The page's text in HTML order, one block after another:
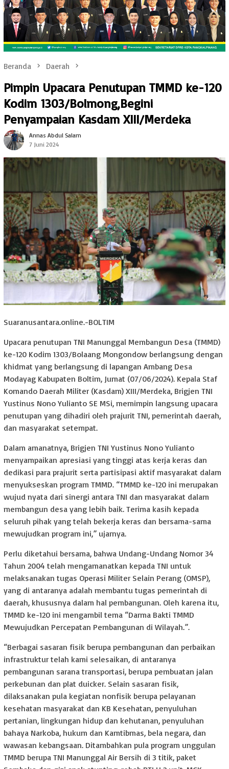
Beranda Daerah
Pimpin Upacara Penutupan TMMD ke-120
Kodim 1303/Bolmong,Begini
Penyampaian Kasdam XIII/Merdeka
Annas Abdul Salam
7 Juni 2024
Suaranusantara.online.-BOLTIM
Upacara penutupan TNI Manunggal Membangun Desa (TMMD)
ke-120 Kodim 1303/Bolaang Mongondow berlangsung dengan
khidmat yang berlangsung di lapangan Ambang Desa
Modayag Kabupaten Boltim, Jumat (07/06/2024). Kepala Staf
Komando Daerah Militer (Kasdam) XIII/Merdeka, Brigjen TNI
Yustinus Nono Yulianto SE MSi, memimpin langsung upacara
penutupan yang dihadiri oleh prajurit TNI, pemerintah daerah,
dan masyarakat setempat.
Dalam amanatnya, Brigjen TNI Yustinus Nono Yulianto
menyampaikan apresiasi yang tinggi atas kerja keras dan
dedikasi para prajurit serta partisipasi aktif masyarakat dalam
menyukseskan program TMMD. “TMMD ke-120 ini merupakan
wujud nyata dari sinergi antara TNI dan masyarakat dalam
membangun desa yang lebih baik. Terima kasih kepada
seluruh pihak yang telah bekerja keras dan bersama-sama
mewujudkan program ini,” ujarnya.
Perlu diketahui bersama, bahwa Undang-Undang Nomor 34
Tahun 2004 telah mengamanatkan kepada TNI untuk
melaksanakan tugas Operasi Militer Selain Perang (OMSP),
yang di antaranya adalah membantu tugas pemerintah di
daerah, khususnya dalam hal pembangunan. Oleh karena itu,
TMMD ke-120 ini mengambil tema “Darma Bakti TMMD
Mewujudkan Percepatan Pembangunan di Wilayah.”.
“Berbagai sasaran fisik berupa pembangunan dan perbaikan
infrastruktur telah kami selesaikan, di antaranya
pembangunan sarana transportasi, berupa pembuatan jalan
perkebunan dan plat duicker. Selain sasaran fisik,
dilaksanakan pula kegiatan nonfisik berupa pelayanan
kesehatan masyarakat dan KB Kesehatan, penyuluhan
pertanian, lingkungan hidup dan kehutanan, penyuluhan
bahaya Narkoba, hukum dan Kamtibmas, bela negara, dan
wawasan kebangsaan. Ditambahkan pula program unggulan
TMMD berupa TNI Manunggal Air Bersih di 3 titik, paket